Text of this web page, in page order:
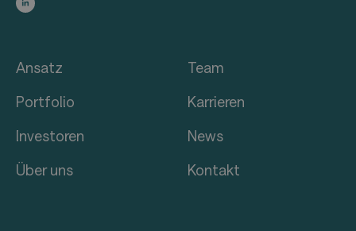
Ansatz
Portfolio
Investoren
Über uns
Team
Karrieren
News
Kontakt